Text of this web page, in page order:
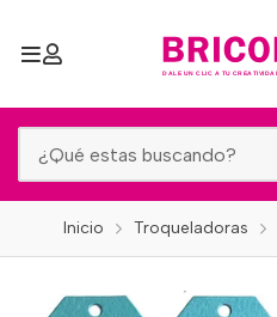
Inicio Troqueladoras